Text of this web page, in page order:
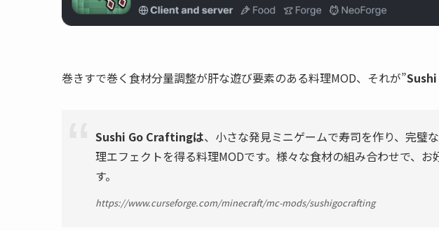
巻きすで巻く食材分量調整が肝な遊び要素のある料理MOD、それが”
Sushi Go Craftingは、小さな発見ミニゲームで寿司を作り、完璧
理エフェクトを得る料理MODです。様々な食材の組み合わせで、
す。
https://www.curseforge.com/minecraft/mc-mods/sushigocrafting